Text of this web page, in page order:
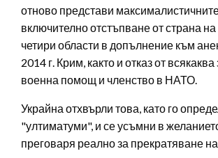
отново представи
включително отстъпване от страна
четири области в допълнение към
2014 г. Крим, както и отказ от
военна помощ и членство в НАТО.
Украйна отхвърли това, като го
"ултиматуми", и се усъмни в
преговаря реално за прекратяване